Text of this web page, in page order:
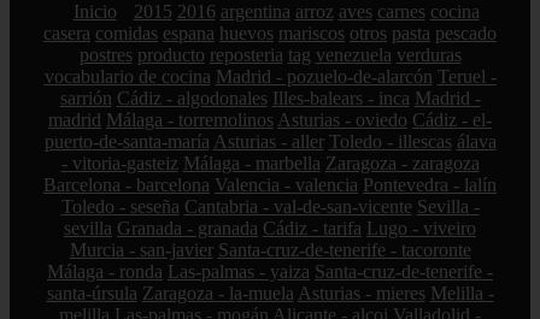
Inicio 2015 2016 argentina arroz aves carnes cocina
casera comidas espana huevos mariscos otros pasta pescado
postres producto reposteria tag venezuela verduras
vocabulario de cocina Madrid - pozuelo-de-alarcón Teruel -
sarrión Cádiz - algodonales Illes-balears - inca Madrid -
madrid Málaga - torremolinos Asturias - oviedo Cádiz - el-
puerto-de-santa-maría Asturias - aller Toledo - illescas álava
- vitoria-gasteiz Málaga - marbella Zaragoza - zaragoza
Barcelona - barcelona Valencia - valencia Pontevedra - lalín
Toledo - seseña Cantabria - val-de-san-vicente Sevilla -
sevilla Granada - granada Cádiz - tarifa Lugo - viveiro
Murcia - san-javier Santa-cruz-de-tenerife - tacoronte
Málaga - ronda Las-palmas - yaiza Santa-cruz-de-tenerife -
santa-úrsula Zaragoza - la-muela Asturias - mieres Melilla -